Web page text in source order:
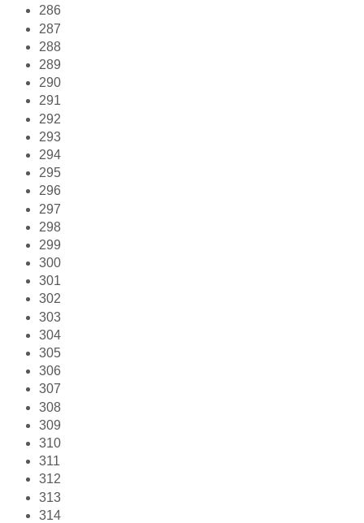
286
287
288
289
290
291
292
293
294
295
296
297
298
299
300
301
302
303
304
305
306
307
308
309
310
311
312
313
314